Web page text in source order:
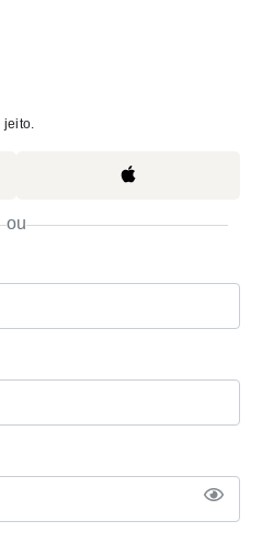
jeito.
ou